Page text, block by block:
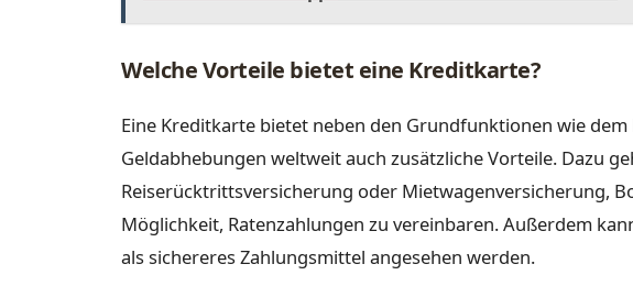
Welche Vorteile bietet eine Kreditkarte?
Eine Kreditkarte bietet neben den Grundfunktionen wie
Geldabhebungen weltweit auch zusätzliche Vorteile. Dazu
Reiserücktrittsversicherung oder Mietwagenversicherung,
Möglichkeit, Ratenzahlungen zu vereinbaren. Außerdem
als sichereres Zahlungsmittel angesehen werden.